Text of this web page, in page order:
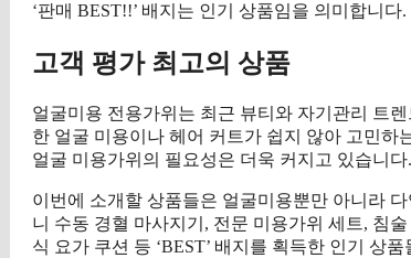
‘판매 BEST!!’ 배지는 인기 상품임을 의미합니
고객 평가 최고의 상품
얼굴미용 전용가위는 최근 뷰티와 자기관리 트
한 얼굴 미용이나 헤어 커트가 쉽지 않아 고민하
얼굴 미용가위의 필요성은 더욱 커지고 있습니다.
이번에 소개할 상품들은 얼굴미용뿐만 아니라
니 수동 경혈 마사지기, 전문 미용가위 세트, 침
식 요가 쿠션 등 ‘BEST’ 배지를 획득한 인기 상